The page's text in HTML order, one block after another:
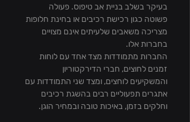
בעיקר בשלב בניית אב טיפוס. פעולה
פשוטה כגון רכישת רכיבים או בחינת חלופות
מצריכה משאבים שלעיתים אינם מצויים
בחברות אלו.
החברות מתמודדות מצד אחד עם לוחות
זמנים לחוצים, חברי הדירקטוריון
והמשקיעים לוחצים, ומצד שני התמודדות עם
אתגרים תפעוליים רבים בהשגת רכיבים
וחלקים בזמן, באיכות טובה ובמחיר הוגן.